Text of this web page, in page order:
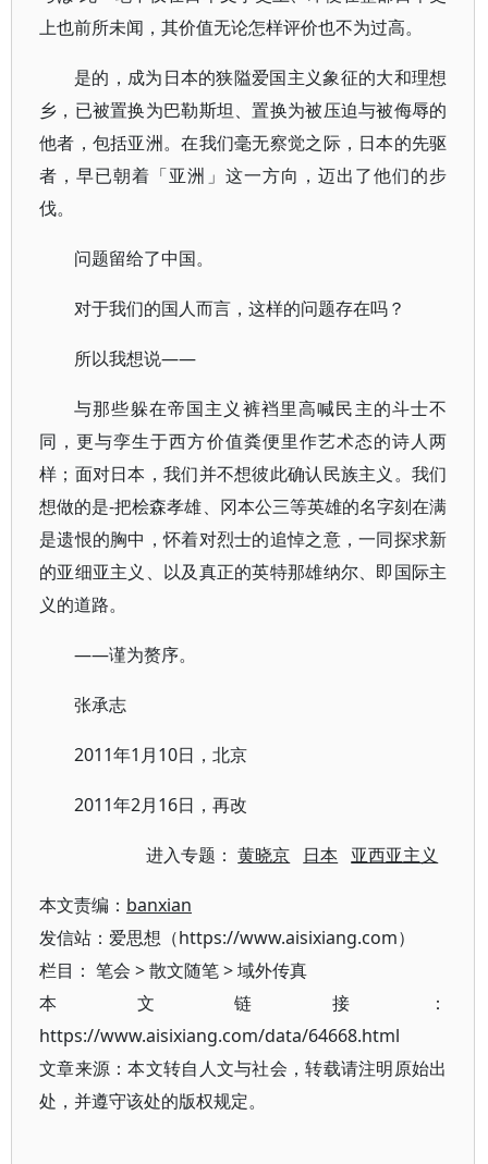
上也前所未闻，其价值无论怎样评价也不为过高。
是的，成为日本的狭隘爱国主义象征的大和理想
乡，已被置换为巴勒斯坦、置换为被压迫与被侮辱的
他者，包括亚洲。在我们毫无察觉之际，日本的先驱
者，早已朝着「亚洲」这一方向，迈出了他们的步
伐。
问题留给了中国。
对于我们的国人而言，这样的问题存在吗？
所以我想说——
与那些躲在帝国主义裤裆里高喊民主的斗士不
同，更与孪生于西方价值粪便里作艺术态的诗人两
样；面对日本，我们并不想彼此确认民族主义。我们
想做的是-把桧森孝雄、冈本公三等英雄的名字刻在满
是遗恨的胸中，怀着对烈士的追悼之意，一同探求新
的亚细亚主义、以及真正的英特那雄纳尔、即国际主
义的道路。
——谨为赘序。
张承志
2011年1月10日，北京
2011年2月16日，再改
进入专题：黄晓京 日本 亚西亚主义
本文责编： banxian
发信站：爱思想（https://www.aisixiang.com）
栏目： 笔会 >散文随笔>域外传真
本文链接：
https://www.aisixiang.com/data/64668.html
文章来源：本文转自人文与社会，转载请注明原始出
处，并遵守该处的版权规定。